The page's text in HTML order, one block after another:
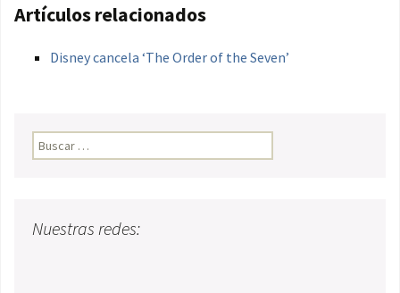
Artículos relacionados
Disney cancela ‘The Order of the Seven’
Buscar:
Nuestras redes: